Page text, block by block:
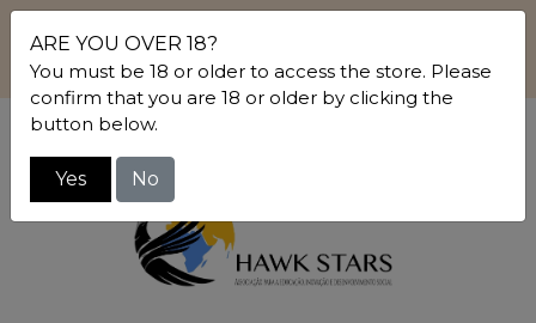
Projetos Sociais. Saiba mais sobre o Projeto The Global
Village & a ONG Hawk Stars em www.hawkstars.org
ARE YOU OVER 18?
You must be 18 or older to access the store. Please
confirm that you are 18 or older by clicking the
button below.
Yes No